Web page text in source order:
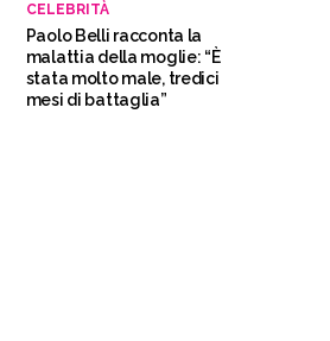
CELEBRITÀ
Paolo Belli racconta la
malattia della moglie: “È
stata molto male, tredici
mesi di battaglia”